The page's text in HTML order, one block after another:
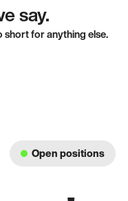
say.
short for anything else.
Open positions